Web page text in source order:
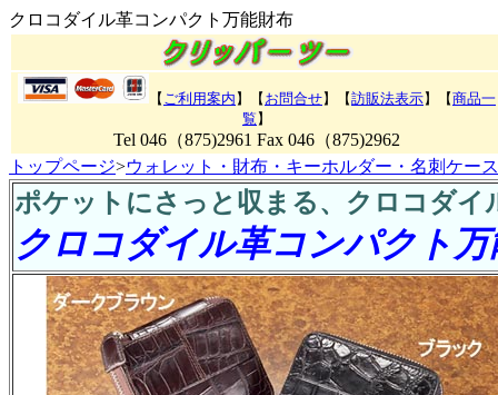
クロコダイル革コンパクト万能財布
【 ご利用案内 】【 お問合せ】【訪販法表示】【商品一
覧 】
Tel 046（875)2961 Fax 046（875)2962
トップページ>ウォレット・財布・キーホルダー・名刺ケース
ポケットにさっと収まる、クロコダイ
クロコダイル革コンパクト万